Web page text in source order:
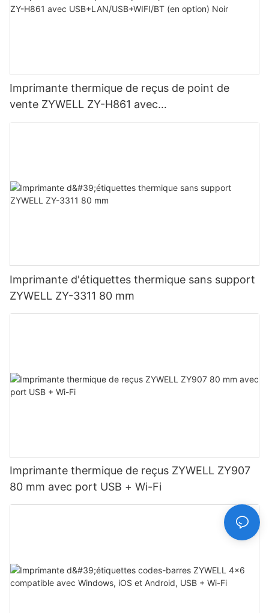
Imprimante thermique de reçus de point de
vente ZYWELL ZY-H861 avec
USB+LAN/USB+WIFI/BT (en option) Noir
Imprimante d'étiquettes thermique sans support
ZYWELL ZY-3311 80 mm
Imprimante thermique de reçus ZYWELL ZY907
80 mm avec port USB + Wi-Fi